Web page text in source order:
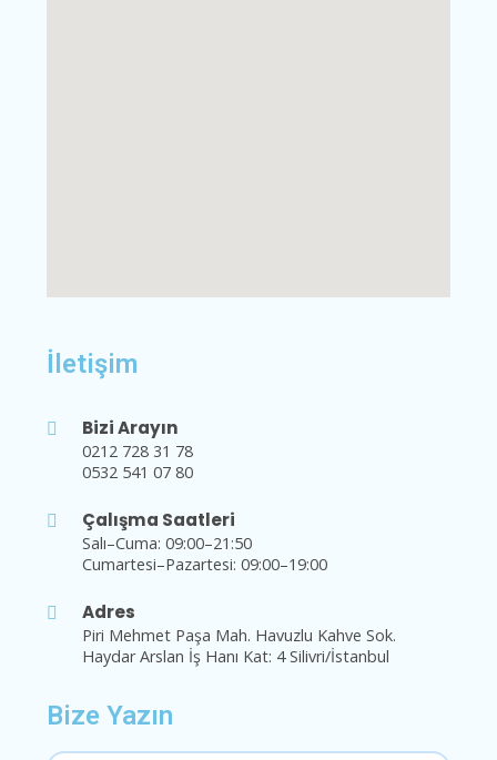
İletişim
Bizi Arayın
0212 728 31 78
0532 541 07 80
Çalışma Saatleri
Salı–Cuma: 09:00–21:50
Cumartesi–Pazartesi: 09:00–19:00
Adres
Piri Mehmet Paşa Mah. Havuzlu Kahve Sok.
Haydar Arslan İş Hanı Kat: 4 Silivri/İstanbul
Bize Yazın